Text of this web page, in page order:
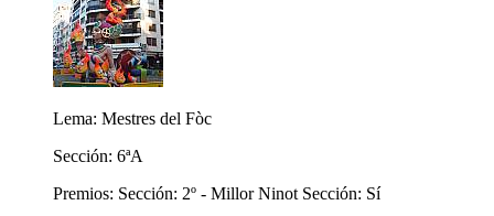
Lema: Mestres del Fòc
Sección: 6ªA
Premios: Sección: 2º - Millor Ninot Sección: Sí